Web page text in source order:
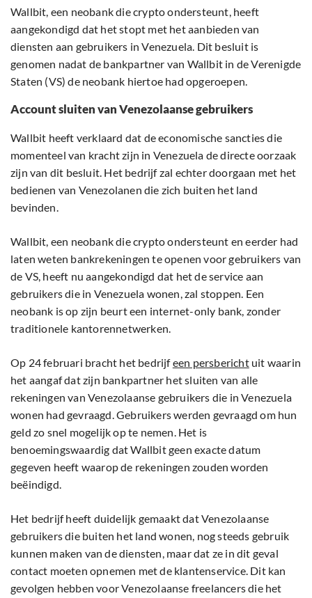
Wallbit, een neobank die crypto ondersteunt, heeft
aangekondigd dat het stopt met het aanbieden van
diensten aan gebruikers in Venezuela. Dit besluit is
genomen nadat de bankpartner van Wallbit in de Verenigde
Staten (VS) de neobank hiertoe had opgeroepen.
Account sluiten van Venezolaanse gebruikers
Wallbit heeft verklaard dat de economische sancties die
momenteel van kracht zijn in Venezuela de directe oorzaak
zijn van dit besluit. Het bedrijf zal echter doorgaan met het
bedienen van Venezolanen die zich buiten het land
bevinden.
Wallbit, een neobank die crypto ondersteunt en eerder had
laten weten bankrekeningen te openen voor gebruikers van
de VS, heeft nu aangekondigd dat het de service aan
gebruikers die in Venezuela wonen, zal stoppen. Een
neobank is op zijn beurt een internet-only bank, zonder
traditionele kantorennetwerken.
Op 24 februari bracht het bedrijfeen persberichtuit waarin
het aangaf dat zijn bankpartner het sluiten van alle
rekeningen van Venezolaanse gebruikers die in Venezuela
wonen had gevraagd. Gebruikers werden gevraagd om hun
geld zo snel mogelijk op te nemen. Het is
benoemingswaardig dat Wallbit geen exacte datum
gegeven heeft waarop de rekeningen zouden worden
beëindigd.
Het bedrijf heeft duidelijk gemaakt dat Venezolaanse
gebruikers die buiten het land wonen, nog steeds gebruik
kunnen maken van de diensten, maar dat ze in dit geval
contact moeten opnemen met de klantenservice. Dit kan
gevolgen hebben voor Venezolaanse freelancers die het